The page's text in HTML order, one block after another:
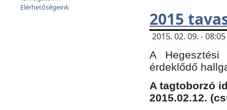
Elérhetőségeink
2015
2015. 02. 09. -
A
érdeklődő
A tagtoborzó
2015.02.12.